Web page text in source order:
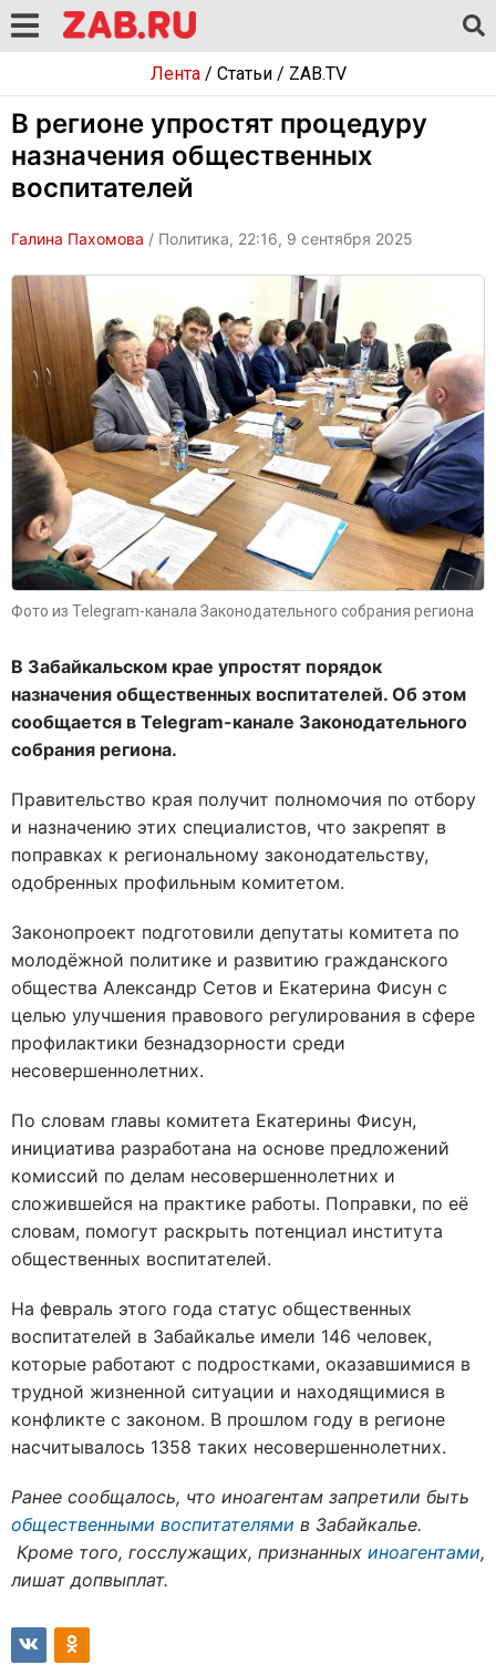
Лента/ Статьи/ ZAB.TV
В регионе упростят процедуру
назначения общественных
воспитателей
Галина Пахомова / Политика, 22:16, 9 сентября 2025
Фото из Telegram-канала Законодательного собрания региона
В Забайкальском крае упростят порядок
назначения общественных воспитателей. Об этом
сообщается в Telegram-канале Законодательного
собрания региона.
Правительство края получит полномочия по отбору
и назначению этих специалистов, что закрепят в
поправках к региональному законодательству,
одобренных профильным комитетом.
Законопроект подготовили депутаты комитета по
молодёжной политике и развитию гражданского
общества Александр Сетов и Екатерина Фисун с
целью улучшения правового регулирования в сфере
профилактики безнадзорности среди
несовершеннолетних.
По словам главы комитета Екатерины Фисун,
инициатива разработана на основе предложений
комиссий по делам несовершеннолетних и
сложившейся на практике работы. Поправки, по её
словам, помогут раскрыть потенциал института
общественных воспитателей.
На февраль этого года статус общественных
воспитателей в Забайкалье имели 146 человек,
которые работают с подростками, оказавшимися в
трудной жизненной ситуации и находящимися в
конфликте с законом. В прошлом году в регионе
насчитывалось 1358 таких несовершеннолетних.
Ранее сообщалось, что иноагентам запретили быть
общественными воспитателями в Забайкалье.
Кроме того, госслужащих, признанных иноагентами,
лишат допвыплат.